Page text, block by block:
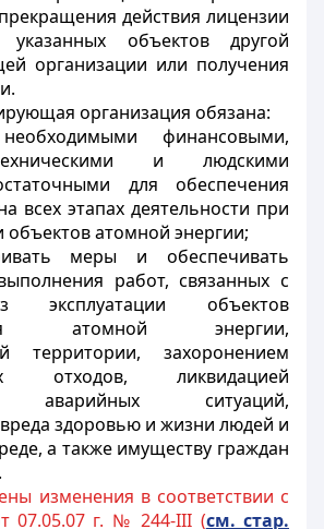
действия лицензии
объектов другой
организации или получения
организация обязана:
финансовыми,
техническими и людскими
для обеспечения
всех этапах деятельности при
объектов атомной энергии;
меры и обеспечивать
работ, связанных с
эксплуатации объектов
атомной энергии,
территории, захоронением
отходов, ликвидацией
аварийных ситуаций,
здоровью и жизни людей и
а также имуществу граждан
изменения в соответствии с
07.05.07 г. № 244-III (см. стар.